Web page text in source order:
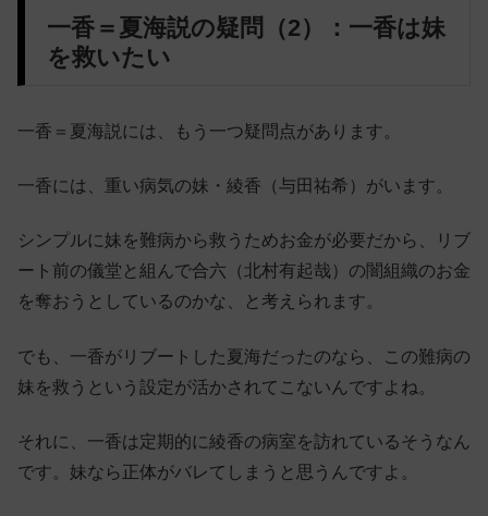
一香＝夏海説の疑問（2）：一香は妹
を救いたい
一香＝夏海説には、もう一つ疑問点があります。
一香には、重い病気の妹・綾香（与田祐希）がいます。
シンプルに妹を難病から救うためお金が必要だから、リブ
ート前の儀堂と組んで合六（北村有起哉）の闇組織のお金
を奪おうとしているのかな、と考えられます。
でも、一香がリブートした夏海だったのなら、この難病の
妹を救うという設定が活かされてこないんですよね。
それに、一香は定期的に綾香の病室を訪れているそうなん
です。妹なら正体がバレてしまうと思うんですよ。